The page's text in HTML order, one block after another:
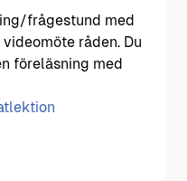
frågestund med
råden. Du
föreläsning med